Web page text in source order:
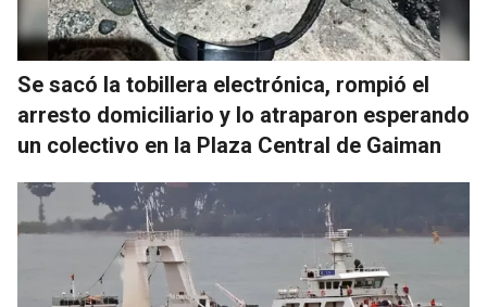
Se sacó la tobillera electrónica, rompió el
arresto domiciliario y lo atraparon esperando
un colectivo en la Plaza Central de Gaiman